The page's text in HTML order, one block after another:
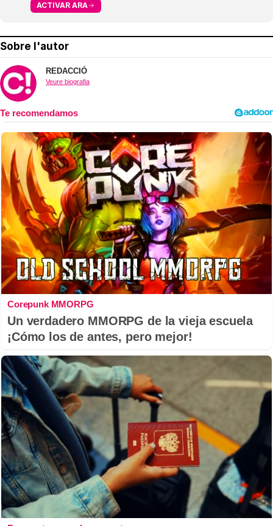
ACTIVAR ARA
Sobre l'autor
REDACCIÓ
Veure biografia
Corepunk MMORPG
Un verdadero MMORPG de la vieja escuela
¡Cómo los de antes, pero mejor!